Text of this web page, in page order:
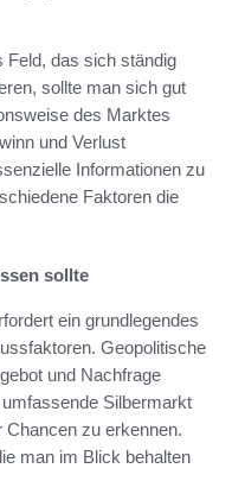
Feld, das sich ständig
sollte man sich gut
des Marktes
und Verlust
Informationen zu
Faktoren die
sollte
ein grundlegendes
Geopolitische
und Nachfrage
Silbermarkt
Chancen zu erkennen.
man im Blick behalten